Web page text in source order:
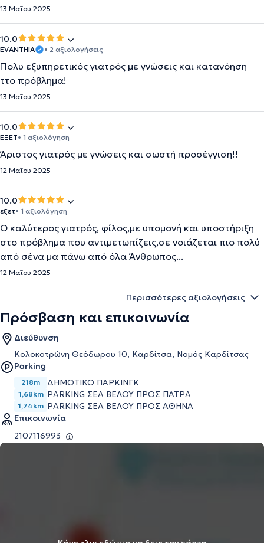
13 Μαΐου 2025
10.0
EVANTHIA • 2 αξιολογήσεις
Πολυ εξυπηρετικός γιατρός με γνώσεις και κατανόηση
ττο πρόβλημα!
13 Μαΐου 2025
10.0
ΕΞΕΤ• 1 αξιολόγηση
Άριστος γιατρός με γνώσεις και σωστή προσέγγιση!!
12 Μαΐου 2025
10.0
εξετ• 1 αξιολόγηση
Ο καλύτερος γιατρός, φίλος,με υπομονή και υποστήριξη
στο πρόβλημα που αντιμετωπίζεις,σε νοιάζεται πιο πολύ
από σένα μα πάνω από όλα Άνθρωπος...
12 Μαΐου 2025
Περισσότερες αξιολογήσεις
Πρόσβαση και επικοινωνία
Διεύθυνση
Κολοκοτρώνη Θεόδωρου 10, Καρδίτσα, Νομός Καρδίτσας
Parking
218m ΔΗΜΟΤΙΚΟ ΠΑΡΚΙΝΓΚ
1,68km PARKING ΣΕΑ ΒΕΛΟΥ ΠΡΟΣ ΠΑΤΡΑ
1,74km PARKING ΣΕΑ ΒΕΛΟΥ ΠΡΟΣ ΑΘΗΝΑ
Επικοινωνία
2107116993